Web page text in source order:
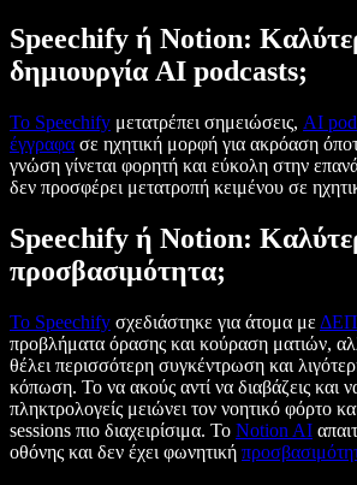
Speechify ή Notion:
δημιουργία AI podcasts;
Το Speechify μετατρέπει σημειώσεις, AI
έγγραφα σε ηχητική μορφή για ακρόαση
γνώση γίνεται φορητή και εύκολη στην
δεν προσφέρει μετατροπή κειμένου σε
Speechify ή Notion:
προσβασιμότητα;
Το Speechify σχεδιάστηκε για άτομα με
προβλήματα όρασης και κούραση ματιών,
θέλει περισσότερη συγκέντρωση και
κόπωση. Το να ακούς αντί να διαβάζεις και
πληκτρολογείς μειώνει τον νοητικό φόρτο
sessions πιο διαχειρίσιμα. Το Notion AI
οθόνης και δεν έχει φωνητική